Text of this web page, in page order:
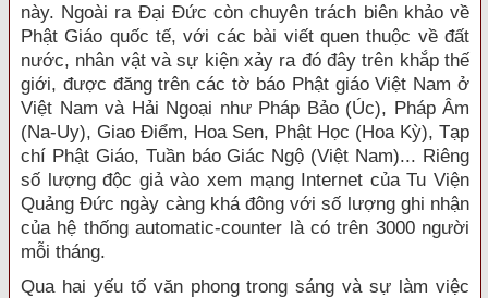
này. Ngoài ra Ðại Ðức còn chuyên trách biên khảo về
Phật Giáo quốc tế, với các bài viết quen thuộc về đất
nước, nhân vật và sự kiện xảy ra đó đây trên khắp thế
giới, được đăng trên các tờ báo Phật giáo Việt Nam ở
Việt Nam và Hải Ngoại như Pháp Bảo (Úc), Pháp Âm
(Na-Uy), Giao Ðiểm, Hoa Sen, Phật Học (Hoa Kỳ), Tạp
chí Phật Giáo, Tuần báo Giác Ngộ (Việt Nam)... Riêng
số lượng độc giả vào xem mạng Internet của Tu Viện
Quảng Ðức ngày càng khá đông với số lượng ghi nhận
của hệ thống automatic-counter là có trên 3000 người
mỗi tháng.
Qua hai yếu tố văn phong trong sáng và sự làm việc